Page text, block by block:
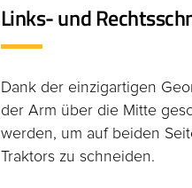
Links- und
Dank der einzigartigen
der Arm über die Mitte
werden, um auf beiden
Traktors zu schneiden.